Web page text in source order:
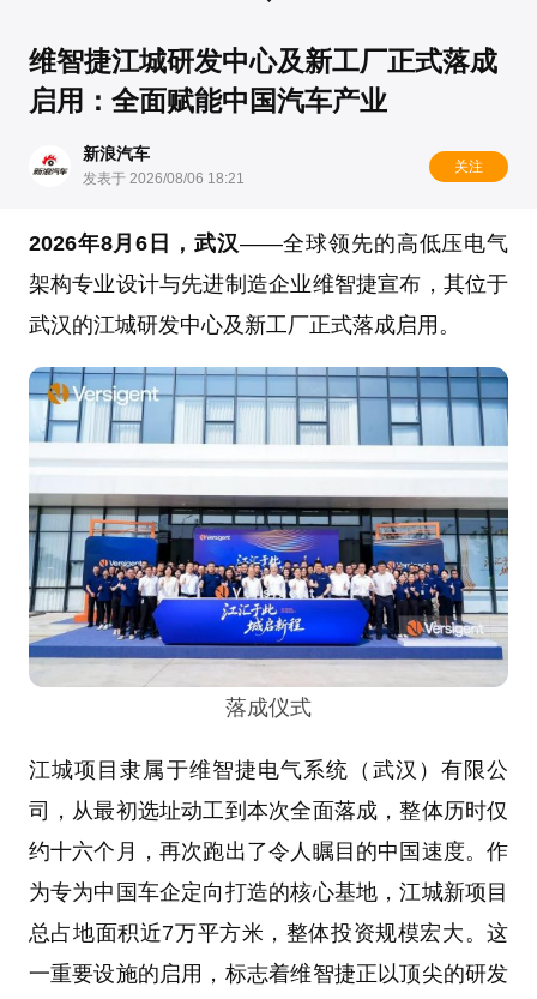
维智捷江城研发中心及新工厂正式落成
启用：全面赋能中国汽车产业
新浪汽车
发表于 2026/08/06 18:21
关注
2026年8月6日，武汉——全球领先的高低压电气
架构专业设计与先进制造企业维智捷宣布，其位于
武汉的江城研发中心及新工厂正式落成启用。
落成仪式
江城项目隶属于维智捷电气系统（武汉）有限公
司，从最初选址动工到本次全面落成，整体历时仅
约十六个月，再次跑出了令人瞩目的中国速度。作
为专为中国车企定向打造的核心基地，江城新项目
总占地面积近7万平方米，整体投资规模宏大。这
一重要设施的启用，标志着维智捷正以顶尖的研发